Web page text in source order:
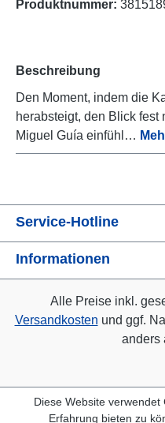
Produktnummer:
Beschreibung
Den Moment, indem die
herabsteigt, den Blick fest
Miguel Guía einfühl…
Service-Hotline
Informationen
Alle Preise inkl.
Versandkosten und ggf.
anders
Diese Website
Erfahrung bieten zu